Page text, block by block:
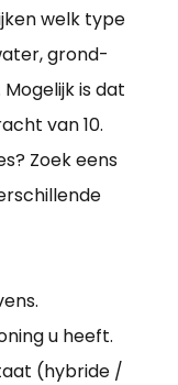
welk type
grond-
is dat
van 10.
Zoek eens
u heeft.
(hybride /